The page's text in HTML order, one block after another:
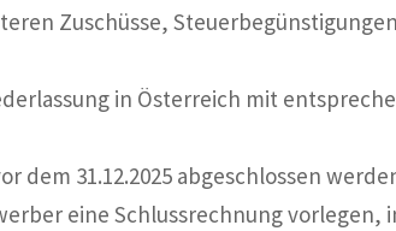
Zuschüsse,
in Österreich mit
dem 31.12.2025 abgeschlossen
eine Schlussrechnung vorlegen,